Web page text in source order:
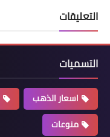
التعليقات
التسميات
اسعار الذهب
منوعات